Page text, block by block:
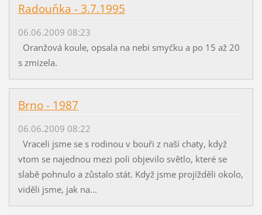
Radouňka - 3.7.1995
06.06.2009 08:23
Oranžová koule, opsala na nebi smyčku a po 15 až 20
s zmizela.
Brno - 1987
06.06.2009 08:22
Vraceli jsme se s rodinou v bouři z naší chaty, když
vtom se najednou mezi poli objevilo světlo, které se
slabě pohnulo a zůstalo stát. Když jsme projížděli okolo,
viděli jsme, jak na...